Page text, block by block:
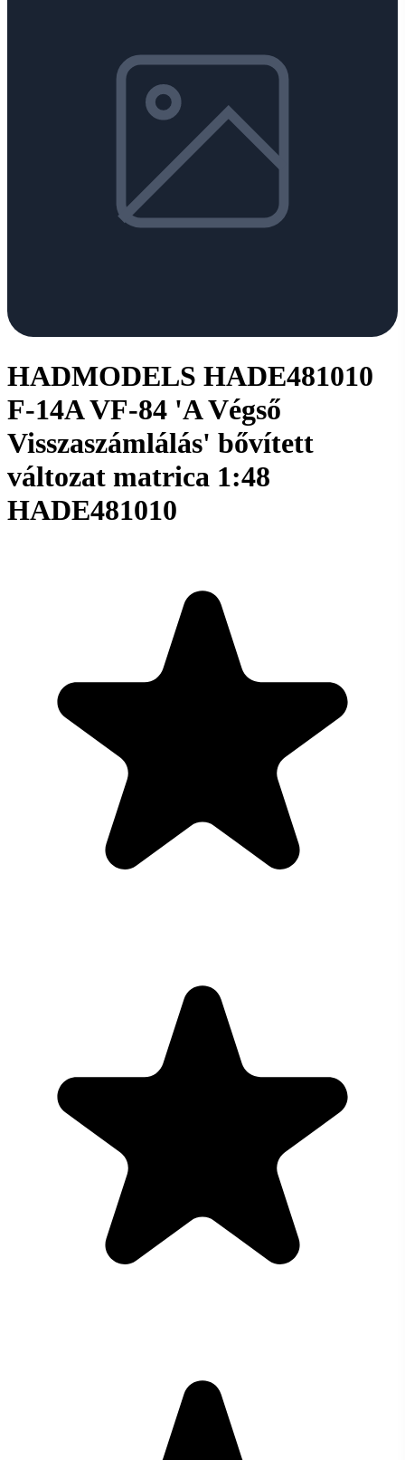
HADMODELS HADE481010
F-14A VF-84 'A Végső
Visszaszámlálás' bővített
változat matrica 1:48
HADE481010